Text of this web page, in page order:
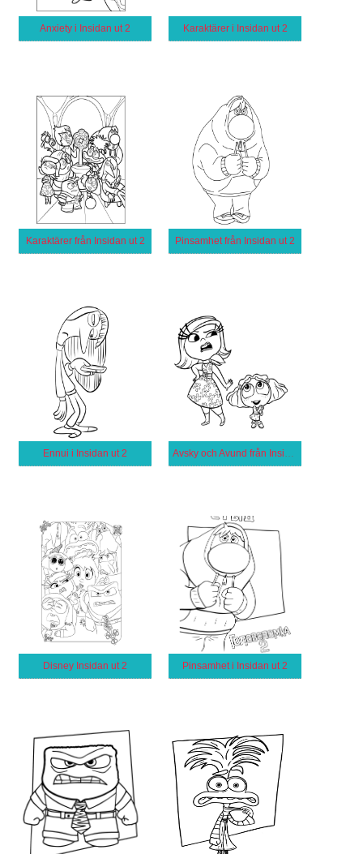
Anxiety i Insidan ut 2 Karaktärer i Insidan ut 2
Karaktärer från Insidan ut 2 Pinsamhet från Insidan ut 2
Ennui i Insidan ut 2 Avsky och Avund från Insidan ut 2
Disney Insidan ut 2 Pinsamhet i Insidan ut 2